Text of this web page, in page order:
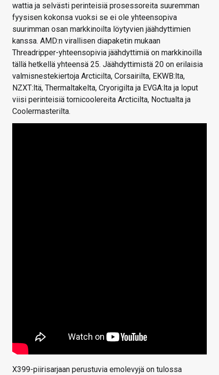
wattia ja selvästi perinteisiä prosessoreita suuremman
fyysisen kokonsa vuoksi se ei ole yhteensopiva
suurimman osan markkinoilta löytyvien jäähdyttimien
kanssa. AMD:n virallisen diapaketin mukaan
Threadripper-yhteensopivia jäähdyttimiä on markkinoilla
tällä hetkellä yhteensä 25. Jäähdyttimistä 20 on erilaisia
valmisnestekiertoja Arcticilta, Corsairilta, EKWB:lta,
NZXT:ltä, Thermaltakelta, Cryorigilta ja EVGA:lta ja loput
viisi perinteisiä tornicoolereita Arcticilta, Noctualta ja
Coolermasterilta.
X399-piirisarjaan perustuvia emolevyjä on tulossa